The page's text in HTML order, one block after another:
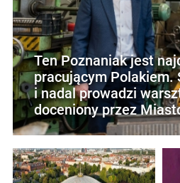
Ten Poznaniak jest
pracującym Polakiem.
i nadal prowadzi
doceniony przez